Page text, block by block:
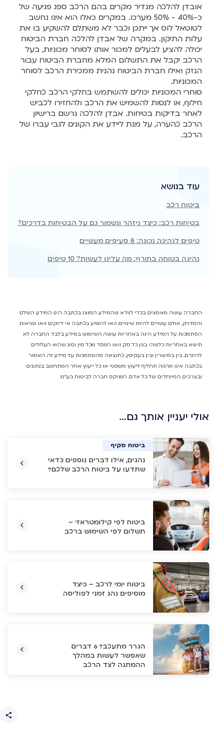
אובדן להלכה מגדיר מקרים בהם הרכב ספג פגיעה של
כ-40% - 50% מערכו. במקרים כאלו הוא אינו נחשב
לטוטאל לוס אך ייתכן וכבר לא משתלם להשקיע בו את
עלות התיקון. במקרה של אבדן להלכה חברת הביטוח
יכולה להציע לבעלים למכור אותו לסוחר מכוניות, בעל
הרכב יקבל את התשלום המלא מחברת הביטוח עבור
הנזק ואילו חברת הביטוח נהנית ממכירת הרכב לסוחר
המכוניות.
סוחרי המכוניות יכולים להשתמש בחלקי הרכב כחלקי
חילוף, או לנסות להשמיש את הרכב ולהחזירו לכביש
לאחר בדיקות בטיחות. אבדן להלכה נרשם ברישיון
הרכב כהערה, על מנת ליידע את הקונים לגבי עברו של
הרכב.
עוד בנושא
ביטוח רכב
בטיחות רכב: כיצד ניזהר ונשמור גם על הבטיחות בדרכים?
טיפים לנהיגה נכונה: 8 סעיפים מעשיים
נהיגה בטוחה בחורף: מה עלינו לעשות? 10 טיפים
החברה עושה מאמצים בכדי לוודא שהמידע המוצג בכתבה הינו המידע השלם
והמדויק, אולם עשויים להיות שינויים ו/או להופיע בכתבה אי דיוקים ו/או שגיאות.
הסתמכות על המידע הינה באחריות עושה השימוש במידע בלבד. החברה לא
תישא באחריות כלשהי בגין כל נזק ו/או הפסד מכל מין וסוג שהוא העלולים
להיגרם, בין במישרין ובין בעקיפין, כתוצאה מהסתמכות על מידע זה. האמור
בכתבה אינו מהווה תחליף ליעוץ משפטי או כל ייעוץ אחר המתחשב בנתונים
ובצרכים המיוחדים של כל אדם. הפניקס חברה לביטוח בע"מ.
אולי יעניין אותך גם…
ביטוח רכב
נהגים, אילו דברים נוספים כדאי
שתדעו על ביטוח הרכב שלכם?
ביטוח מקיף
ביטוח לפי קילומטראז' –
תשלום לפי השימוש ברכב
ביטוח מקיף
ביטוח יומי לרכב – כיצד
מוסיפים נהג זמני לפוליסה
ביטוח מקיף
הגרר מתעכב? 6 דברים
שאפשר לעשות במהלך
ההמתנה לצד הרכב